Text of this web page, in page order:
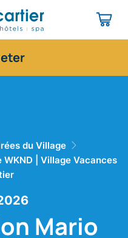
du Village
WKND | Village Vacances